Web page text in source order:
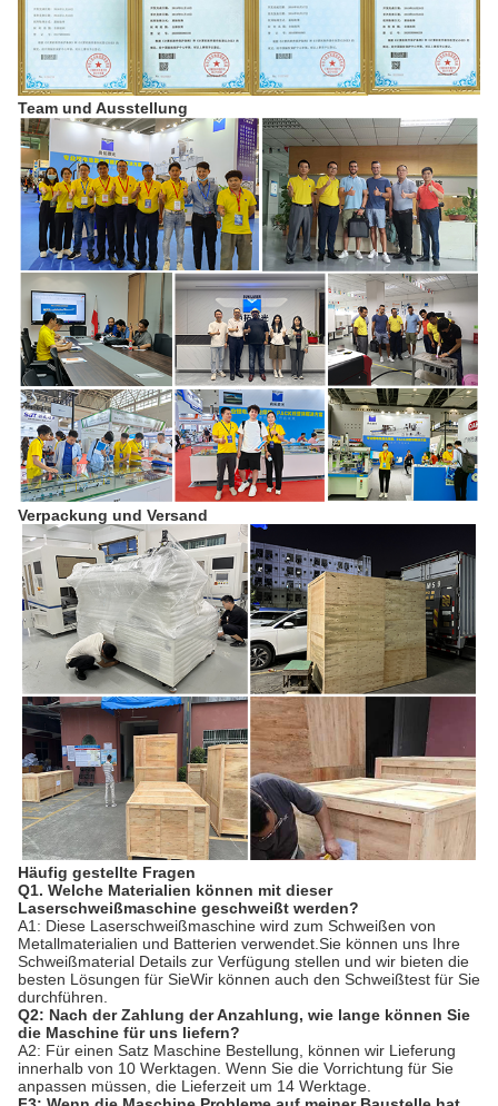
Team und Ausstellung
Verpackung und Versand
Häufig gestellte Fragen
Q1. Welche Materialien können mit dieser
Laserschweißmaschine geschweißt werden?
A1: Diese Laserschweißmaschine wird zum Schweißen von
Metallmaterialien und Batterien verwendet.Sie können uns Ihre
Schweißmaterial Details zur Verfügung stellen und wir bieten die
besten Lösungen für SieWir können auch den Schweißtest für Sie
durchführen.
Q2: Nach der Zahlung der Anzahlung, wie lange können Sie
die Maschine für uns liefern?
A2: Für einen Satz Maschine Bestellung, können wir Lieferung
innerhalb von 10 Werktagen. Wenn Sie die Vorrichtung für Sie
anpassen müssen, die Lieferzeit um 14 Werktage.